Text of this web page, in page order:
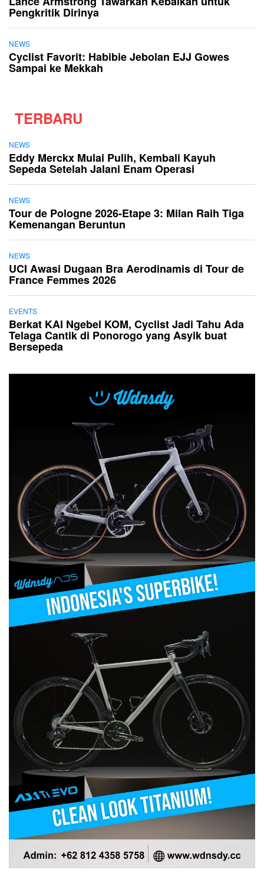
Pengkritik Dirinya
NEWS
Cyclist Favorit: Habibie Jebolan EJJ Gowes
Sampai ke Mekkah
TERBARU
NEWS
Eddy Merckx Mulai Pulih, Kembali Kayuh
Sepeda Setelah Jalani Enam Operasi
NEWS
Tour de Pologne 2026-Etape 3: Milan Raih Tiga
Kemenangan Beruntun
NEWS
UCI Awasi Dugaan Bra Aerodinamis di Tour de
France Femmes 2026
EVENTS
Berkat KAI Ngebel KOM, Cyclist Jadi Tahu Ada
Telaga Cantik di Ponorogo yang Asyik buat
Bersepeda